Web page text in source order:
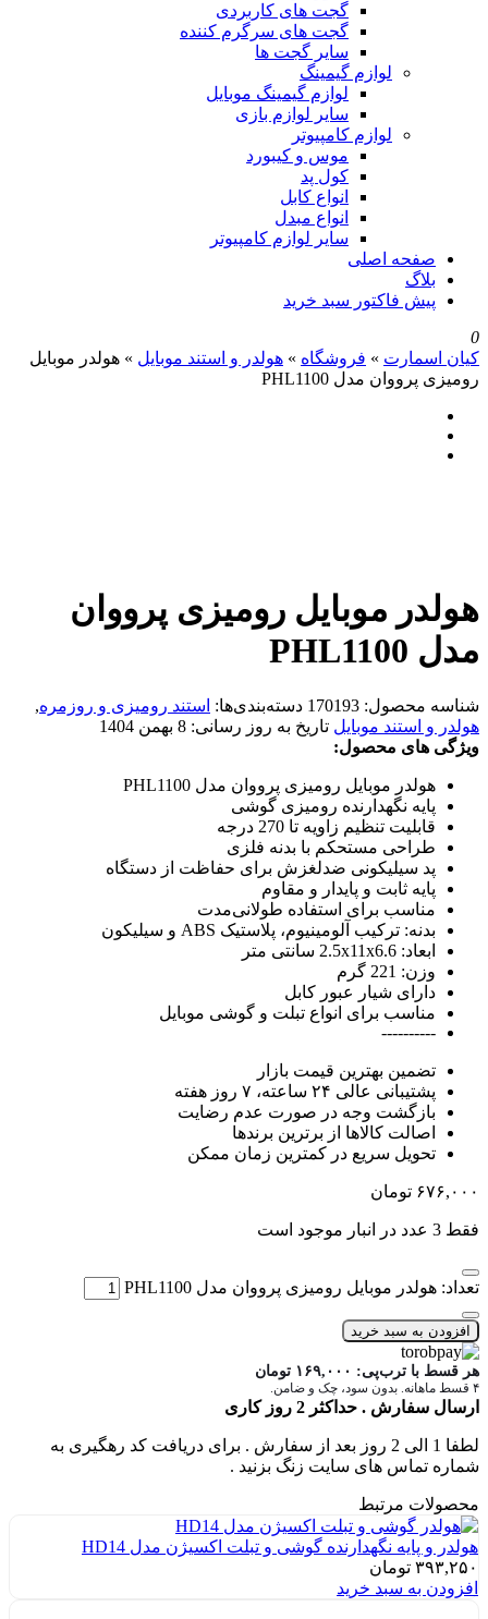
گجت های کاربردی
گجت های سرگرم کننده
سایر گجت ها
لوازم گیمینگ
لوازم گیمینگ موبایل
سایر لوازم بازی
لوازم کامپیوتر
موس و کیبورد
کول پد
انواع کابل
انواع مبدل
سایر لوازم کامپیوتر
صفحه اصلی
بلاگ
پیش فاکتور سبد خرید
0
کیان اسمارت » فروشگاه » هولدر و استند موبایل » هولدر موبایل
رومیزی پرووان مدل PHL1100
هولدر موبایل رومیزی پرووان
مدل PHL1100
شناسه محصول: 170193 دسته‌بندی‌ها: استند رومیزی و روزمره,
هولدر و استند موبایل تاریخ به روز رسانی: 8 بهمن 1404
ویژگی های محصول:
هولدر موبایل رومیزی پرووان مدل PHL1100
پایه نگهدارنده رومیزی گوشی
قابلیت تنظیم زاویه تا 270 درجه
طراحی مستحکم با بدنه فلزی
پد سیلیکونی ضدلغزش برای حفاظت از دستگاه
پایه ثابت و پایدار و مقاوم
مناسب برای استفاده طولانی‌مدت
بدنه: ترکیب آلومینیوم، پلاستیک ABS و سیلیکون
ابعاد: 2.5x11x6.6 سانتی متر
وزن: 221 گرم
دارای شیار عبور کابل
مناسب برای انواع تبلت و گوشی موبایل
----------
تضمین بهترین قیمت بازار
پشتیبانی عالی ۲۴ ساعته، ۷ روز هفته
بازگشت وجه در صورت عدم رضایت
اصالت کالاها از برترین برندها
تحویل سریع در کمترین زمان ممکن
۶۷۶,۰۰۰ تومان
فقط 3 عدد در انبار موجود است
تعداد: هولدر موبایل رومیزی پرووان مدل PHL1100
افزودن به سبد خرید
هر قسط با ترب‌پی: ۱۶۹,۰۰۰ تومان
۴ قسط ماهانه. بدون سود، چک و ضامن.
ارسال سفارش . حداکثر 2 روز کاری
لطفا 1 الی 2 روز بعد از سفارش . برای دریافت کد رهگیری به
شماره تماس های سایت زنگ بزنید .
محصولات مرتبط
هولدر و پایه نگهدارنده گوشی و تبلت اکسیژن مدل HD14
۳۹۳,۲۵۰ تومان
افزودن به سبد خرید